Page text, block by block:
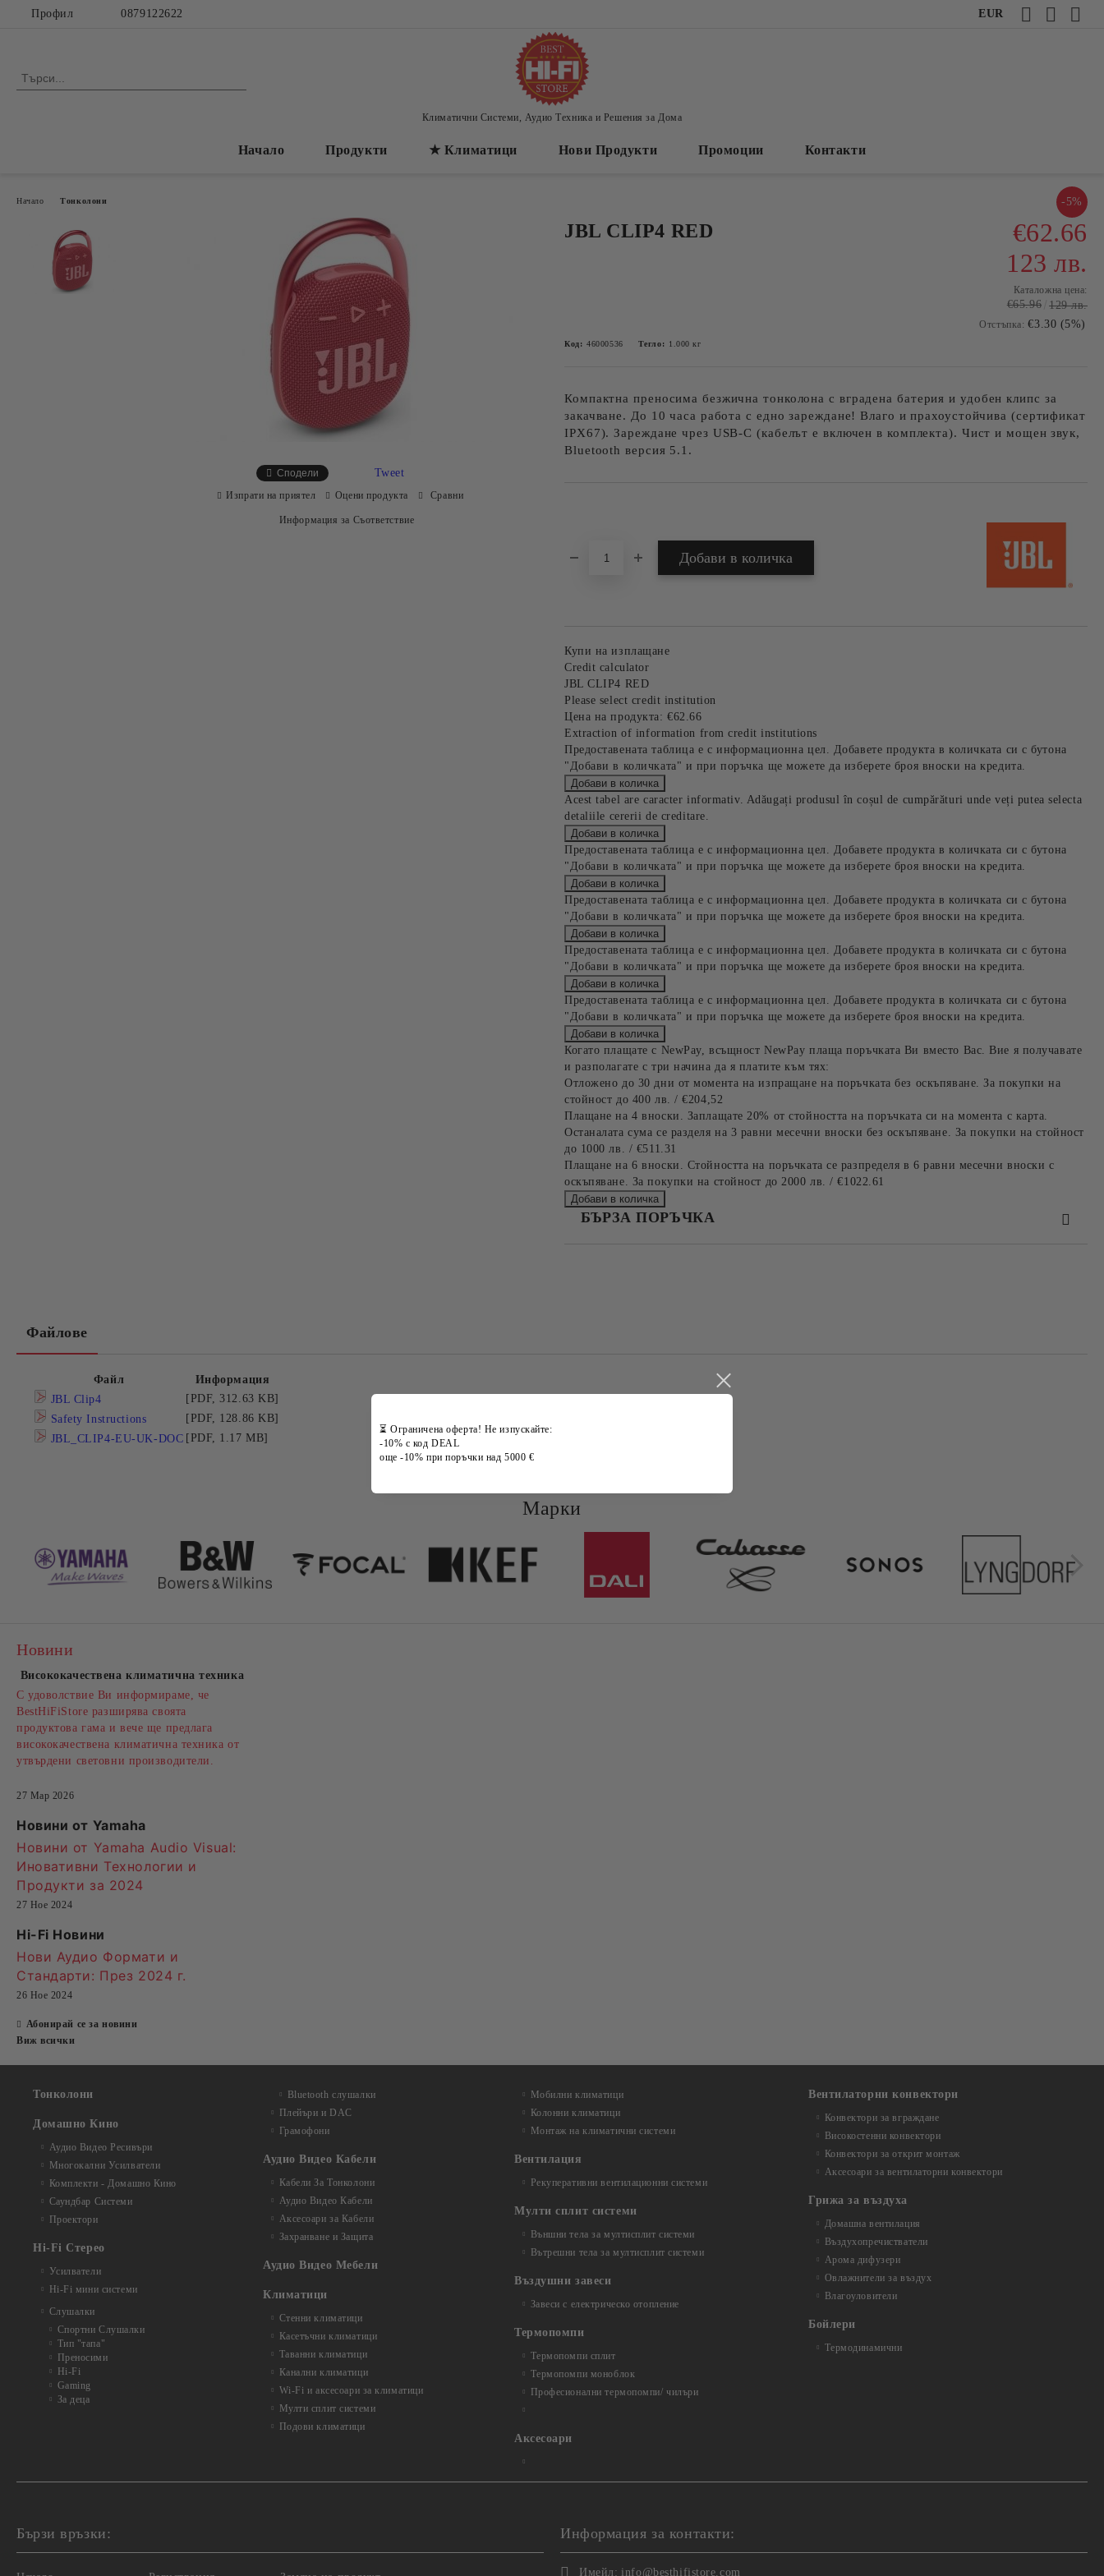
Профил 0879122622 EUR
Климатични Системи, Аудио Техника и Решения за Дома
Начало Продукти ★ Климатици Нови Продукти Промоции Контакти
Начало Тонколони
JBL CLIP4 RED
-5%
€62.66
123 лв.
Каталожна цена:
€65.96 129 лв.
Отстъпка: €3.30 (5%)
Код: 46000536 Тегло: 1.000 кг
Компактна преносима безжична тонколона с вградена батерия и удобен клипс за
закачване. До 10 часа работа с едно зареждане! Влаго и прахоустойчива (сертификат
IPX67). Зареждане чрез USB-C (кабелът е включен в комплекта). Чист и мощен звук,
Bluetooth версия 5.1.
Купи на изплащане
Credit calculator
JBL CLIP4 RED
Please select credit institution
Цена на продукта: €62.66
Extraction of information from credit institutions
Предоставената таблица е с информационна цел. Добавете продукта в количката си с бутона
"Добави в количката" и при поръчка ще можете да изберете броя вноски на кредита.
Acest tabel are caracter informativ. Adăugați produsul în coșul de cumpărături unde veți putea selecta
detaliile cererii de creditare.
Предоставената таблица е с информационна цел. Добавете продукта в количката си с бутона
"Добави в количката" и при поръчка ще можете да изберете броя вноски на кредита.
Предоставената таблица е с информационна цел. Добавете продукта в количката си с бутона
"Добави в количката" и при поръчка ще можете да изберете броя вноски на кредита.
Предоставената таблица е с информационна цел. Добавете продукта в количката си с бутона
"Добави в количката" и при поръчка ще можете да изберете броя вноски на кредита.
Предоставената таблица е с информационна цел. Добавете продукта в количката си с бутона
"Добави в количката" и при поръчка ще можете да изберете броя вноски на кредита.
Когато плащате с NewPay, всъщност NewPay плаща поръчката Ви вместо Вас. Вие я получавате
и разполагате с три начина да я платите към тях:
Отложено до 30 дни от момента на изпращане на поръчката без оскъпяване. За покупки на
стойност до 400 лв. / €204,52
Плащане на 4 вноски. Заплащате 20% от стойността на поръчката си на момента с карта.
Останалата сума се разделя на 3 равни месечни вноски без оскъпяване. За покупки на стойност
до 1000 лв. / €511.31
Плащане на 6 вноски. Стойността на поръчката се разпределя в 6 равни месечни вноски с
оскъпяване. За покупки на стойност до 2000 лв. / €1022.61
БЪРЗА ПОРЪЧКА
Сподели Tweet
Изпрати на приятел Оцени продукта Сравни
Информация за Съответствие
Файлове
Файл
Информация
JBL Clip4
[PDF, 312.63 KB]
Safety Instructions
[PDF, 128.86 KB]
JBL_CLIP4-EU-UK-DOC [PDF, 1.17 MB]
Марки
Новини
Висококачествена климатична техника
С удоволствие Ви информираме, че
BestHiFiStore разширява своята
продуктова гама и вече ще предлага
висококачествена климатична техника от
утвърдени световни производители.
27 Мар 2026
Новини от Yamaha
Новини от Yamaha Audio Visual:
Иновативни Технологии и
Продукти за 2024
27 Ное 2024
Hi-Fi Новини
Нови Аудио Формати и
Стандарти: През 2024 г.
26 Ное 2024
Абонирай се за новини
Виж всички
Тонколони
Домашно Кино
Аудио Видео Рeсивъри
Многокални Усилватели
Комплекти - Домашно Кино
Саундбар Системи
Проектори
Hi-Fi Стерео
Усилватели
Hi-Fi мини системи
Слушалки
Спортни Слушалки
Тип "тапа"
Преносими
Hi-Fi
Gaming
За деца
Bluetooth слушалки
Плейъри и DAC
Грамофони
Аудио Видео Кабели
Кабели За Тонколони
Аудио Видео Кабели
Аксесоари за Кабели
Захранване и Защита
Аудио Видео Мебели
Климатици
Стенни климатици
Касетъчни климатици
Таванни климатици
Канални климатици
Wi-Fi и аксесоари за климатици
Мулти сплит системи
Подови климатици
Мобилни климатици
Колонни климатици
Монтаж на климатични системи
Вентилация
Рекуперативни вентилационни системи
Мулти сплит системи
Външни тела за мултисплит системи
Вътрешни тела за мултисплит системи
Въздушни завеси
Завеси с електрическо отопление
Термопомпи
Термопомпи сплит
Термопомпи моноблок
Професионални термопомпи/ чилъри
Аксесоари
Вентилаторни конвектори
Конвектори за вграждане
Високостенни конвектори
Конвектори за открит монтаж
Аксесоари за вентилаторни конвектори
Грижа за въздуха
Домашна вентилация
Въздухопречистватели
Арома дифузери
Овлажнители за въздух
Влагоуловители
Бойлери
Термодинамични
Бързи връзки: Информация за контакти:
Имейл: info@besthifistore.com
⏳ Ограничена оферта! Не изпускайте:
-10% с код DEAL
още -10% при поръчки над 5000 €